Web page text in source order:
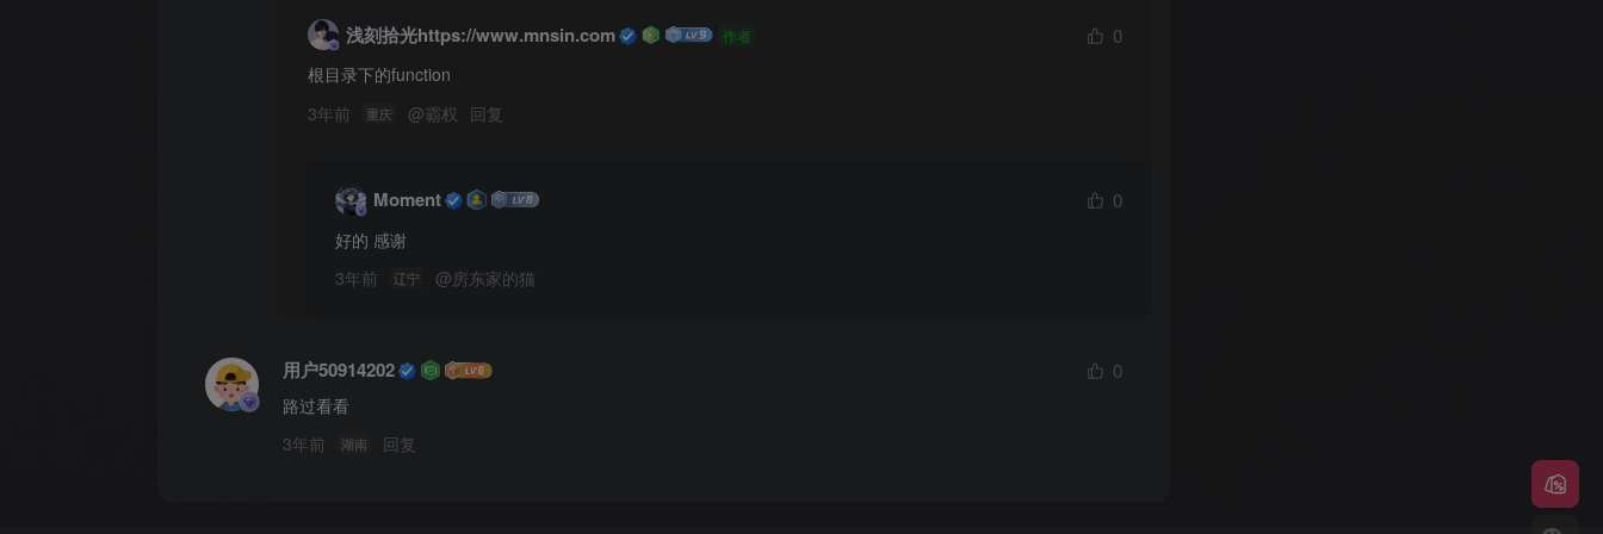
浅刻拾光https://www.mnsin.com 作者 0
根目录下的function
3年前
重庆 @霸权 回复
Moment 0
好的 感谢
3年前
辽宁 @房东家的猫
用户50914202 0
路过看看
3年前
湖南 回复